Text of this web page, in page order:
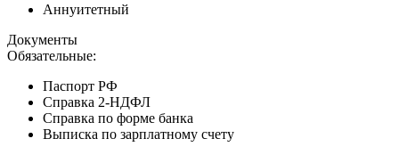
Аннуитетный
Документы
Обязательные:
Паспорт РФ
Справка 2-НДФЛ
Справка по форме банка
Выписка по зарплатному счету